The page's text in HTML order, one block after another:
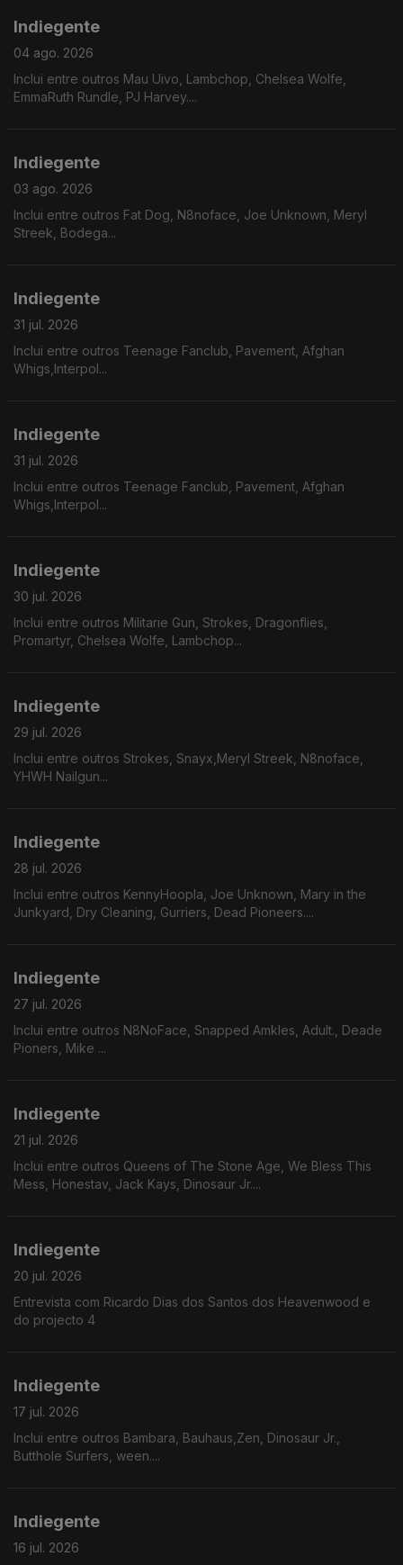
Indiegente
04 ago. 2026
Inclui entre outros Mau Uivo, Lambchop, Chelsea Wolfe,
EmmaRuth Rundle, PJ Harvey....
Indiegente
03 ago. 2026
Inclui entre outros Fat Dog, N8noface, Joe Unknown, Meryl
Streek, Bodega...
Indiegente
31 jul. 2026
Inclui entre outros Teenage Fanclub, Pavement, Afghan
Whigs,Interpol...
Indiegente
31 jul. 2026
Inclui entre outros Teenage Fanclub, Pavement, Afghan
Whigs,Interpol...
Indiegente
30 jul. 2026
Inclui entre outros Militarie Gun, Strokes, Dragonflies,
Promartyr, Chelsea Wolfe, Lambchop...
Indiegente
29 jul. 2026
Inclui entre outros Strokes, Snayx,Meryl Streek, N8noface,
YHWH Nailgun...
Indiegente
28 jul. 2026
Inclui entre outros KennyHoopla, Joe Unknown, Mary in the
Junkyard, Dry Cleaning, Gurriers, Dead Pioneers....
Indiegente
27 jul. 2026
Inclui entre outros N8NoFace, Snapped Amkles, Adult., Deade
Pioners, Mike ...
Indiegente
21 jul. 2026
Inclui entre outros Queens of The Stone Age, We Bless This
Mess, Honestav, Jack Kays, Dinosaur Jr....
Indiegente
20 jul. 2026
Entrevista com Ricardo Dias dos Santos dos Heavenwood e
do projecto 4
Indiegente
17 jul. 2026
Inclui entre outros Bambara, Bauhaus,Zen, Dinosaur Jr.,
Butthole Surfers, ween....
Indiegente
16 jul. 2026